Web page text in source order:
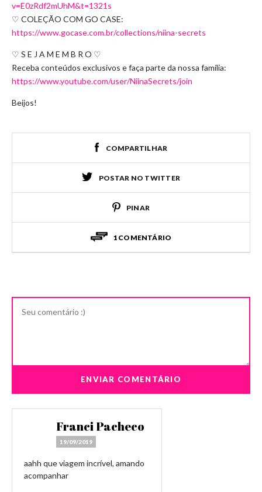
v=E0zRdf2mUhM&t=1321s
♡ COLEÇÃO COM GO CASE:
https://www.gocase.com.br/collections/niina-secrets
♡ S E J A M E M B R O ♡
Receba conteúdos exclusivos e faça parte da nossa família:
https://www.youtube.com/user/NiinaSecrets/join
Beijos!
COMPARTILHAR
POSTAR NO TWITTER
PINAR
1 COMENTÁRIO
Franci Pacheco
19/09/2019
aahh que viagem incrível, amando
acompanhar